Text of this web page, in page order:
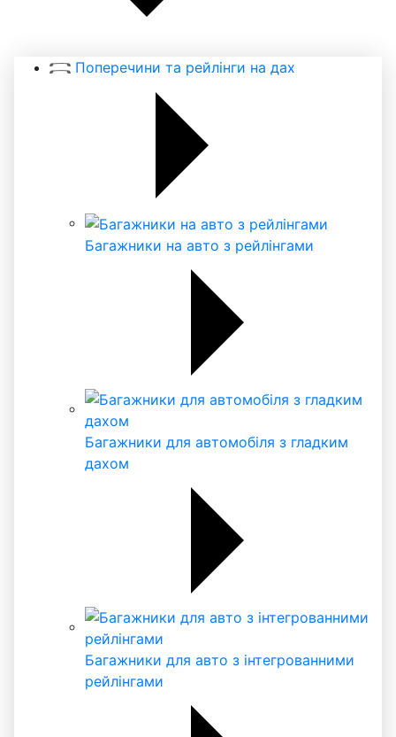
Поперечини та рейлінги на дах
Багажники на авто з рейлінгами
Багажники для автомобіля з гладким
дахом
Багажники для авто з інтегрованними
рейлінгами